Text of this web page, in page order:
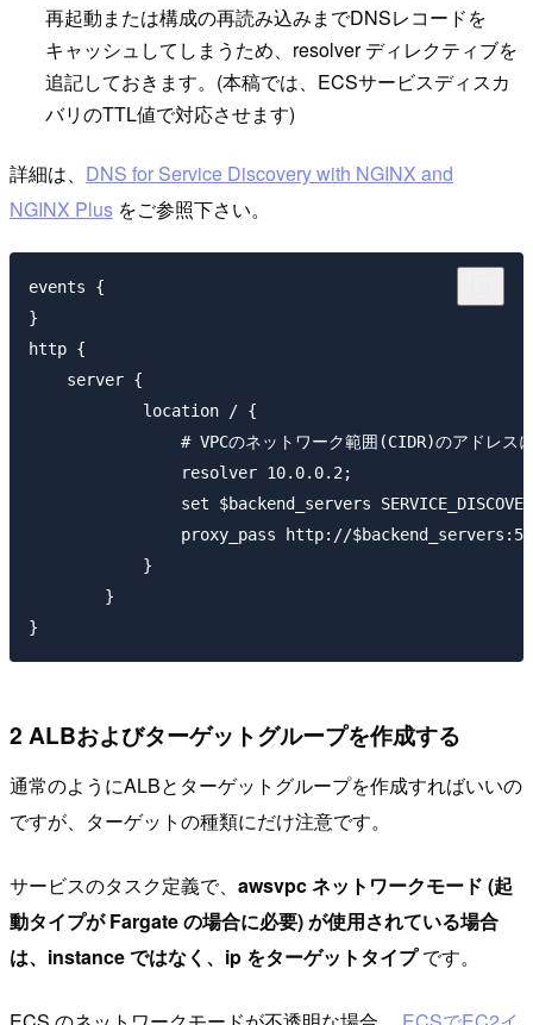
再起動または構成の再読み込みまでDNSレコードを
キャッシュしてしまうため、resolver ディレクティブを
追記しておきます。(本稿では、ECSサービスディスカ
バリのTTL値で対応させます)
詳細は、 DNS for Service Discovery with NGINX and
NGINX Plus をご参照下さい。
events {
}
http {
    server {
            location / {
# VPCのネットワーク範囲(CIDR)のアドレス
                resolver 10.0.0.2;
set $backend_servers
proxy_pass http://
            }
        }
2 ALBおよびターゲットグループを作成する
通常のようにALBとターゲットグループを作成すればいいの
ですが、ターゲットの種類にだけ注意です。
サービスのタスク定義で、 awsvpc ネットワークモード (起
動タイプが Fargate の場合に必要) が使用されている場合
は、instance ではなく、ip をターゲットタイプです。